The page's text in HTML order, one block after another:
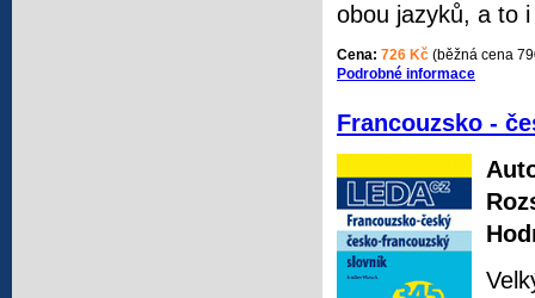
obou jazyků, a to
Cena: 726 Kč (běžná cena
Podrobné informace
Francouzsko -